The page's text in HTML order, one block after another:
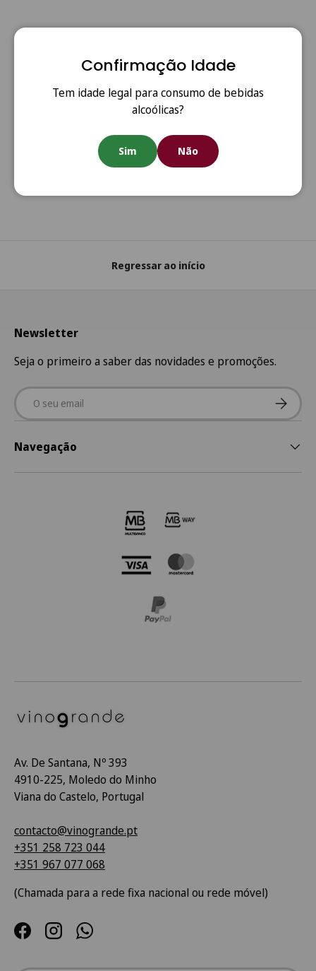
Confirmação Idade
Tem idade legal para consumo de bebidas
alcoólicas?
Sim Não
Portes Grátis
Portes grátis em todas as encomendas acima de €80
Regressar ao início
Newsletter
Seja o primeiro a saber das novidades e promoções.
Email
Navegação
Av. De Santana, Nº 393
4910-225, Moledo do Minho
Viana do Castelo, Portugal
contacto@vinogrande.pt
+351 258 723 044
+351 967 077 068
(Chamada para a rede fixa nacional ou rede móvel)
FacebookInstagramWhatsApp